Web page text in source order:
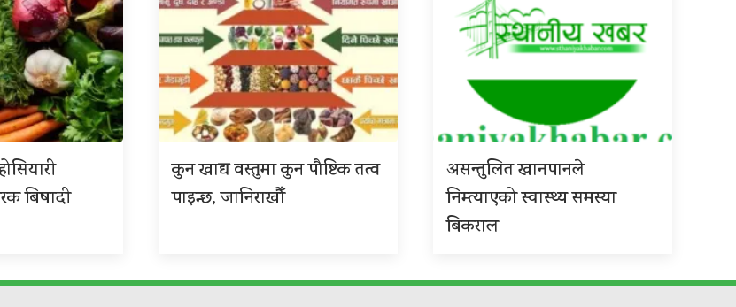
बिषादी
कुन खाद्य वस्तुमा कुन पौष्टिक तत्व
पाइन्छ, जानिराखौँ
असन्तुलित खानपानले
निम्त्याएको स्वास्थ्य समस्या
बिकराल